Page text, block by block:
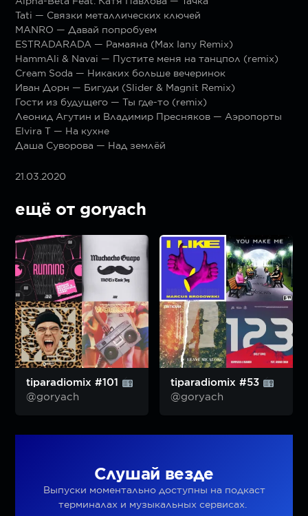
Tati — Связки металлических ключей
MANRO — Давай попробуем
ESTRADARADA — Рамаяна (Max Iany Remix)
HammAli & Navai — Пустите меня на танцпол (remix)
Cream Soda — Никаких больше вечеринок
Иван Дорн — Бигуди (Slider & Magnit Remix)
Гости из будущего — Ты где-то (remix)
Леонид Агутин и Владимир Пресняков — Аэропорты
Elvira T — На кухне
Даша Суворова — Над землёй
21.03.2020
ещё от goryach
tiparadiomix #101
@goryach
tiparadiomix #53
@goryach
Слушай везде
Выпуски моментально доступны на подкаст
терминалах и музыкальных сервисах.